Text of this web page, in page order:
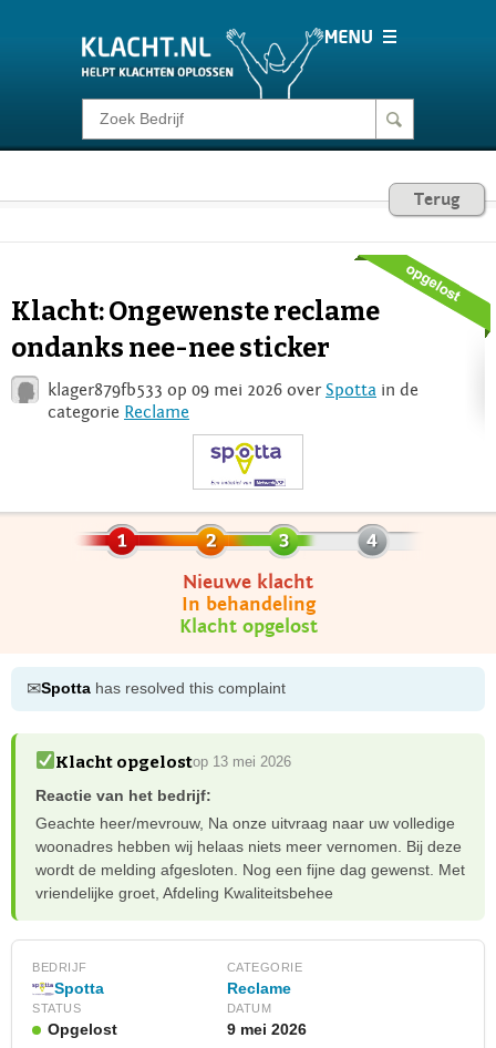
Klacht melden
Consumentenrecht
Voor Bedrijven
Login
Terug
Klacht: Ongewenste reclame
ondanks nee-nee sticker
klager879fb533 op 09 mei 2026 over Spotta in de
categorie Reclame
Nieuwe klacht
In behandeling
Klacht opgelost
✉Spotta has resolved this complaint
Klacht opgelostop 13 mei 2026
Reactie van het bedrijf:
Geachte heer/mevrouw, Na onze uitvraag naar uw volledige
woonadres hebben wij helaas niets meer vernomen. Bij deze
wordt de melding afgesloten. Nog een fijne dag gewenst. Met
vriendelijke groet, Afdeling Kwaliteitsbehee
BEDRIJF
Spotta
CATEGORIE
Reclame
STATUS
Opgelost
DATUM
9 mei 2026